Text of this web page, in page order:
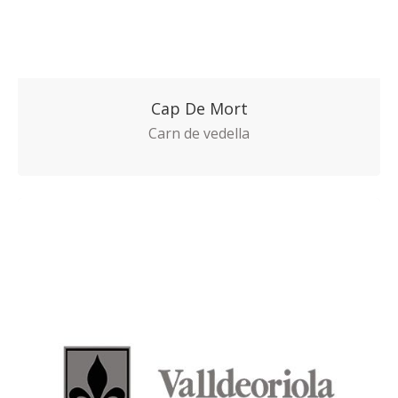
Cap De Mort
Carn de vedella